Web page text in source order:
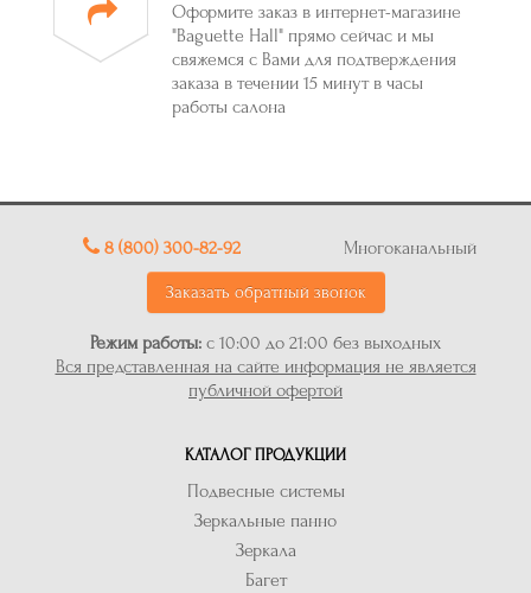
Оформите заказ в интернет-магазине
"Baguette Hall" прямо сейчас и мы
свяжемся с Вами для подтверждения
заказа в течении 15 минут в часы
работы салона
8 (800) 300-82-92 Многоканальный
Заказать обратный звонок
Режим работы: с 10:00 до 21:00 без выходных
Вся представленная на сайте информация не является
публичной офертой
КАТАЛОГ ПРОДУКЦИИ
Подвесные системы
Зеркальные панно
Зеркала
Багет